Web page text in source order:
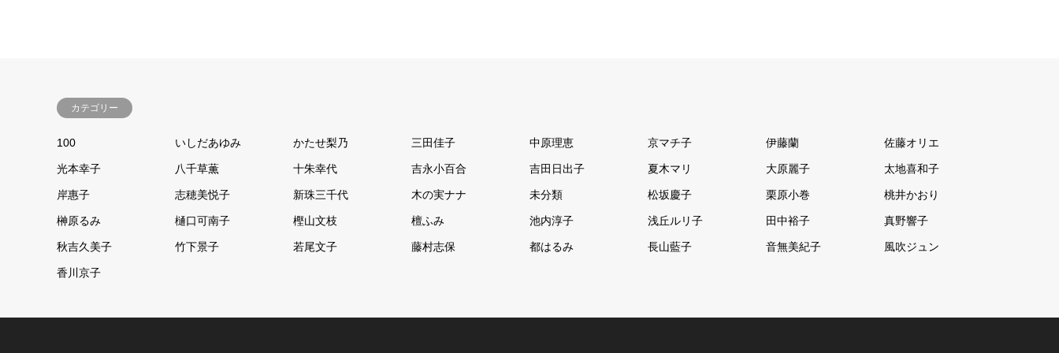
カテゴリー
100 いしだあゆみ かたせ梨乃 三田佳子 中原理恵 京マチ子 伊藤蘭 佐藤オリエ
光本幸子 八千草薫 十朱幸代 吉永小百合 吉田日出子 夏木マリ 大原麗子 太地喜和子
岸惠子 志穂美悦子 新珠三千代 木の実ナナ 未分類 松坂慶子 栗原小巻 桃井かおり
榊原るみ 樋口可南子 樫山文枝 檀ふみ 池内淳子 浅丘ルリ子 田中裕子 真野響子
秋吉久美子 竹下景子 若尾文子 藤村志保 都はるみ 長山藍子 音無美紀子 風吹ジュン
香川京子